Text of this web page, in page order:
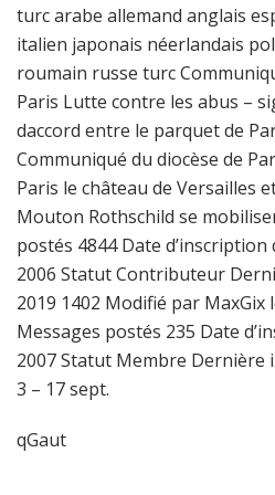
turc arabe allemand anglais
italien japonais néerlandais
roumain russe turc
Paris Lutte contre les abus –
daccord entre le parquet de
Communiqué du diocèse de
Paris le château de Versailles
Mouton Rothschild se
postés 4844 Date
2006 Statut Contributeur
2019 1402 Modifié par MaxGix
Messages postés 235 Date
2007 Statut Membre Dernière
3 – 17 sept.
qGaut